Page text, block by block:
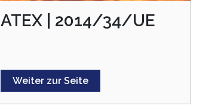
ATEX | 2014/34/UE
Weiter zur Seite